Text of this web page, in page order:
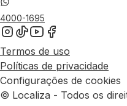
4000-1695
Termos de uso
Políticas de privacidade
Configurações de cookies
© Localiza - Todos os